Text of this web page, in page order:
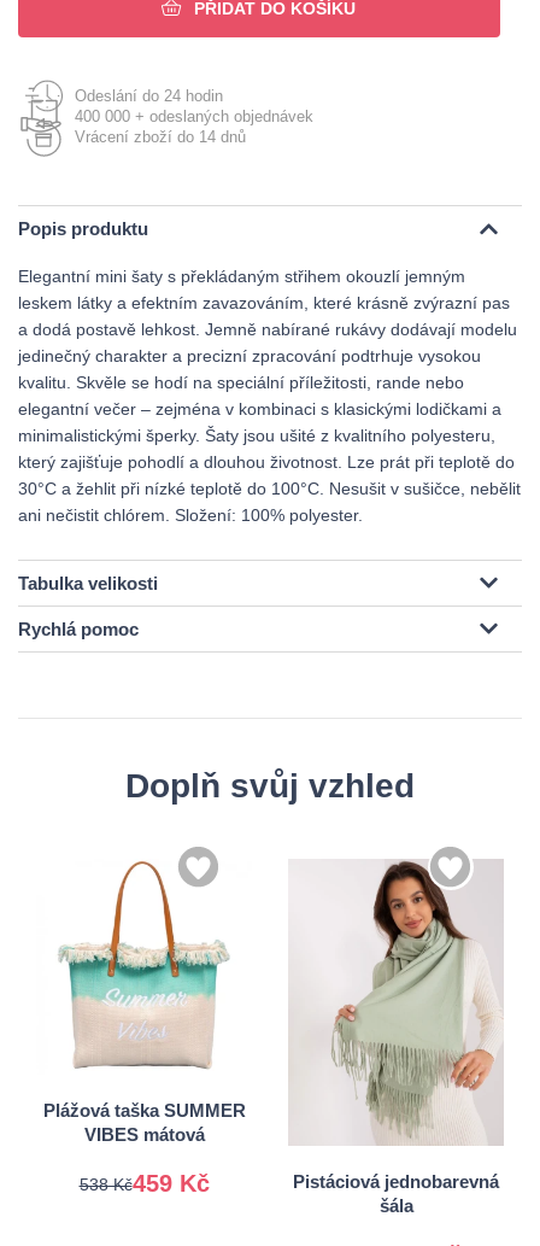
PŘIDAT DO KOŠÍKU
Odeslání do 24 hodin
400 000 + odeslaných objednávek
Vrácení zboží do 14 dnů
Popis produktu
Elegantní mini šaty s překládaným střihem okouzlí jemným
leskem látky a efektním zavazováním, které krásně zvýrazní pas
a dodá postavě lehkost. Jemně nabírané rukávy dodávají modelu
jedinečný charakter a precizní zpracování podtrhuje vysokou
kvalitu. Skvěle se hodí na speciální příležitosti, rande nebo
elegantní večer – zejména v kombinaci s klasickými lodičkami a
minimalistickými šperky. Šaty jsou ušité z kvalitního polyesteru,
který zajišťuje pohodlí a dlouhou životnost. Lze prát při teplotě do
30°C a žehlit při nízké teplotě do 100°C. Nesušit v sušičce, nebělit
ani nečistit chlórem. Složení: 100% polyester.
Tabulka velikosti
Rychlá pomoc
Doplň svůj vzhled
Plážová taška SUMMER
VIBES mátová
459 Kč
538 Kč
Pistáciová jednobarevná
šála
Univerzální